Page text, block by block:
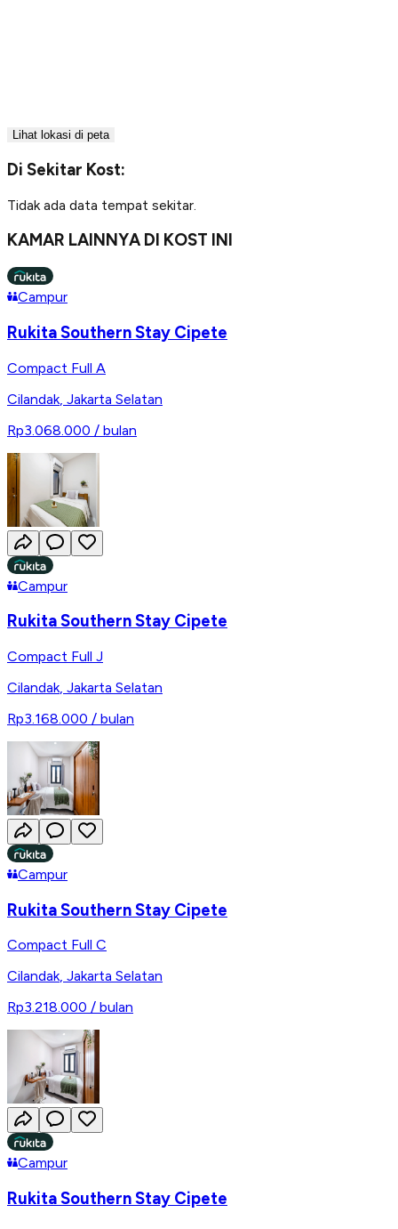
Lihat lokasi di peta
Di Sekitar Kost:
Tidak ada data tempat sekitar.
KAMAR LAINNYA DI KOST INI
Campur
Rukita Southern Stay Cipete
Compact Full A
Cilandak Jakarta Selatan
Rp3.068.000 / bulan
Campur
Rukita Southern Stay Cipete
Compact Full J
Cilandak, Jakarta Selatan
Rp3.168.000 / bulan
Campur
Rukita Southern Stay Cipete
Compact Full C
Cilandak, Jakarta Selatan
Rp3.218.000 / bulan
Campur
Rukita Southern Stay Cipete